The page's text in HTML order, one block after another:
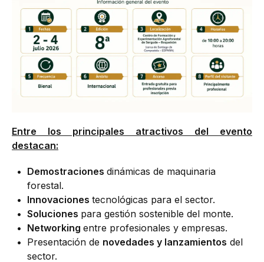
Entre los principales atractivos del evento
destacan:
Demostraciones dinámicas de maquinaria
forestal.
Innovaciones tecnológicas para el sector.
Soluciones para gestión sostenible del monte.
Networking entre profesionales y empresas.
Presentación de novedades y lanzamientos del
sector.